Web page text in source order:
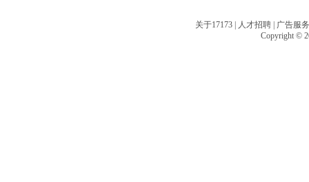
关于17173 | 人才招聘 | 广告服务
Copyright ©